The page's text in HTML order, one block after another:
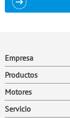
Empresa
Productos
Motores
Servicio